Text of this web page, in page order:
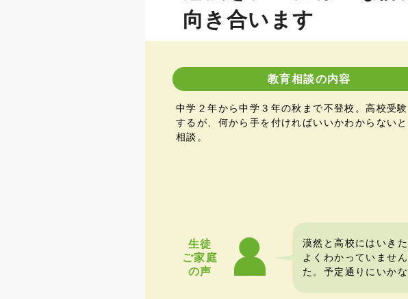
向き合います
教育相談の内容
中学２年から中学３年の秋まで不登校。高校受
するが、何から手を付ければいいかわからない
相談。
生徒
ご家庭
の声
漠然と高校にはいき
よくわかっていませ
た。予定通りにいか